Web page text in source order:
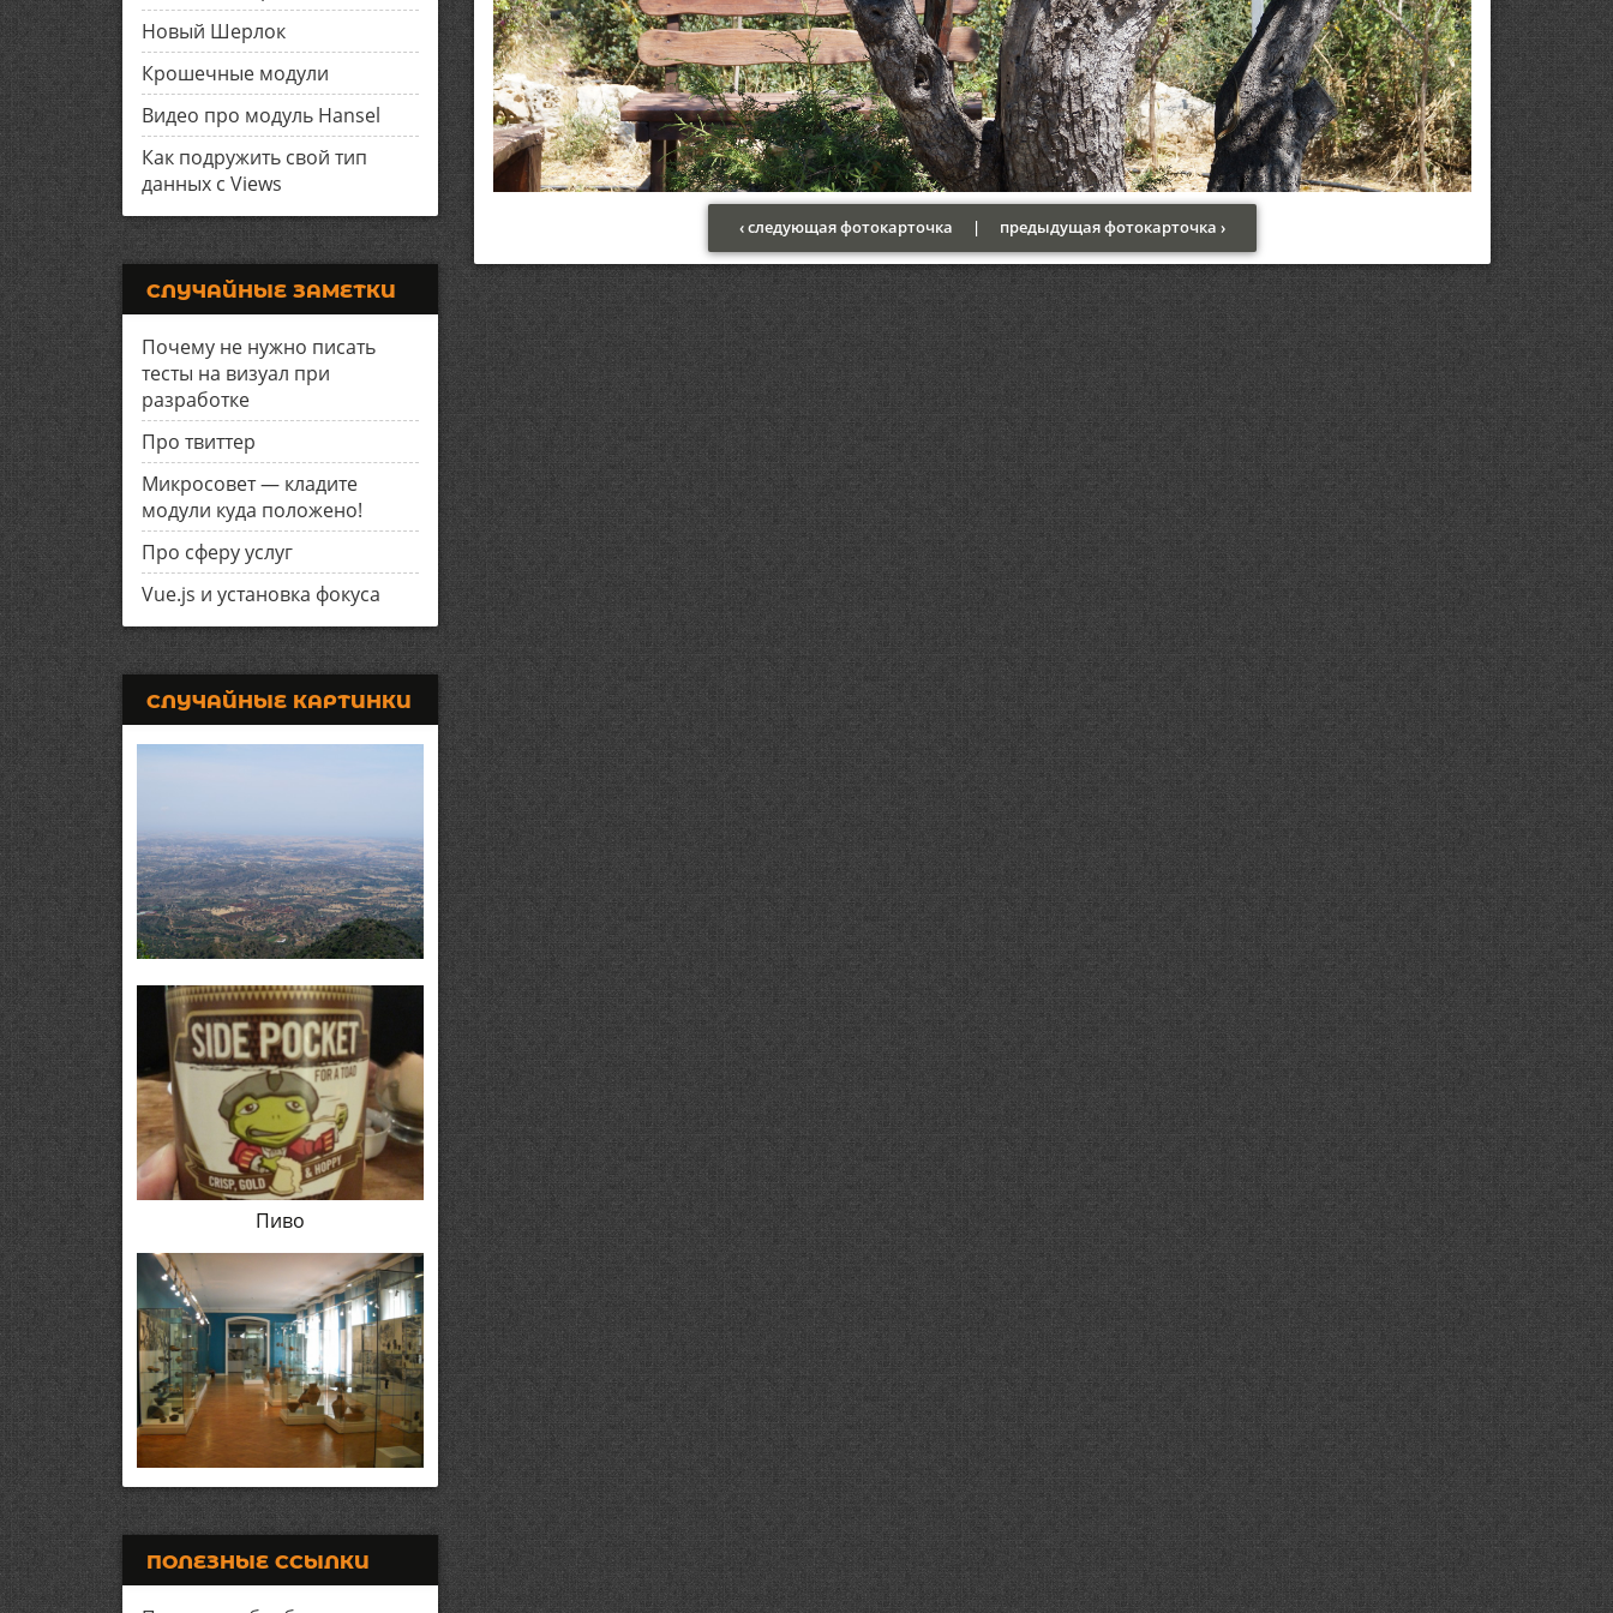
‹ следующая фотокарточка | предыдущая фотокарточка ›
Новый Шерлок
Крошечные модули
Видео про модуль Hansel
Как подружить свой тип
данных с Views
СЛУЧАЙНЫЕ ЗАМЕТКИ
Почему не нужно писать
тесты на визуал при
разработке
Про твиттер
Микросовет — кладите
модули куда положено!
Про сферу услуг
Vue.js и установка фокуса
СЛУЧАЙНЫЕ КАРТИНКИ
Пиво
ПОЛЕЗНЫЕ ССЫЛКИ